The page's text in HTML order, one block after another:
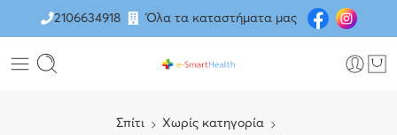
2106634918 Όλα τα καταστήματα μας
Σπίτι Χωρίς κατηγορία